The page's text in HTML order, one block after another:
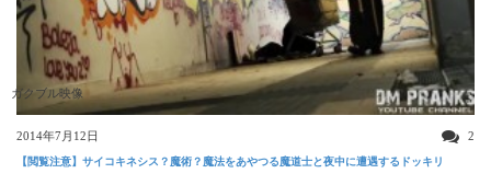
ガクブル映像
2014年7月12日 2
【閲覧注意】サイコキネシス？魔術？魔法をあやつる魔道士と夜中に遭遇するドッキリ